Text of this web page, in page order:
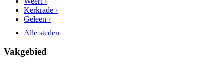
Kerkrade ›
Geleen ›
Alle steden
Vakgebied